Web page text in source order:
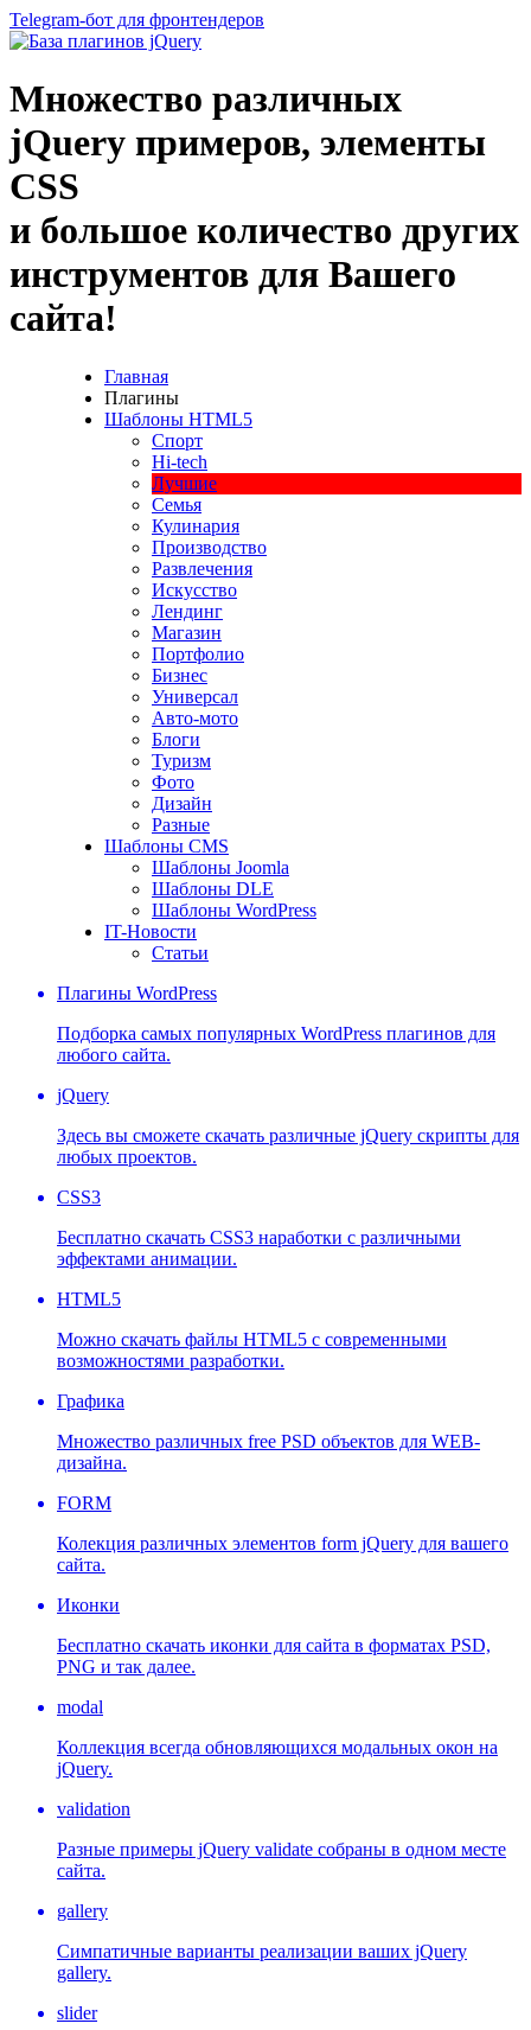
Telegram-бот для фронтендеров
Множество различных
jQuery примеров, элементы
CSS
и большое количество других
инструментов для Вашего
сайта!
Главная
Плагины
Шаблоны HTML5
Спорт
Hi-tech
Лучшие
Семья
Кулинария
Производство
Развлечения
Искусство
Лендинг
Магазин
Портфолио
Бизнес
Универсал
Авто-мото
Блоги
Туризм
Фото
Дизайн
Разные
Шаблоны CMS
Шаблоны Joomla
Шаблоны DLE
Шаблоны WordPress
IT-Новости
Статьи
Плагины WordPress
Подборка самых популярных WordPress плагинов для
любого сайта.
jQuery
Здесь вы сможете скачать различные jQuery скрипты для
любых проектов.
CSS3
Бесплатно скачать CSS3 наработки с различными
эффектами анимации.
HTML5
Можно скачать файлы HTML5 с современными
возможностями разработки.
Графика
Множество различных free PSD объектов для WEB-
дизайна.
FORM
Колекция различных элементов form jQuery для вашего
сайта.
Иконки
Бесплатно скачать иконки для сайта в форматах PSD,
PNG и так далее.
modal
Коллекция всегда обновляющихся модальных окон на
jQuery.
validation
Разные примеры jQuery validate собраны в одном месте
сайта.
gallery
Симпатичные варианты реализации ваших jQuery
gallery.
slider